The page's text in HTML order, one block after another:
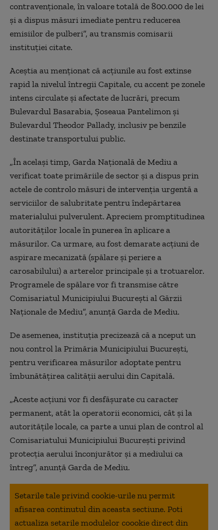
contravenţionale, în valoare totală de 800.000 de lei
şi a dispus măsuri imediate pentru reducerea
emisiilor de pulberi”, au transmis comisarii
instituţiei citate.
Aceştia au menţionat că acţiunile au fost extinse
rapid la nivelul întregii Capitale, cu accent pe zonele
intens circulate şi afectate de lucrări, precum
Bulevardul Basarabia, Şoseaua Pantelimon şi
Bulevardul Theodor Pallady, inclusiv pe benzile
destinate transportului public.
„În acelaşi timp, Garda Naţională de Mediu a
verificat toate primăriile de sector şi a dispus prin
actele de controlo măsuri de intervenţia urgentă a
serviciilor de salubritate pentru îndepărtarea
materialului pulverulent. Apreciem promptitudinea
autorităţilor locale în punerea în aplicare a
măsurilor. Ca urmare, au fost demarate acţiuni de
aspirare mecanizată (spălare şi periere a
carosabilului) a arterelor principale şi a trotuarelor.
Programele de spălare vor fi transmise către
Comisariatul Municipiului Bucureşti al Gărzii
Naţionale de Mediu”, anunţă Garda de Mediu.
De asemenea, instituţia precizează că a nceput un
nou control la Primăria Municipiului Bucureşti,
pentru verificarea măsurilor adoptate pentru
îmbunătăţirea calităţii aerului din Capitală.
„Aceste acţiuni vor fi desfăşurate cu caracter
permanent, atât la operatorii economici, cât şi la
autorităţile locale, ca parte a unui plan de control al
Comisariatului Municipiului Bucureşti privind
protecţia aerului înconjurător şi a mediului ca
întreg”, anunţă Garda de Mediu.
Setarile tale privind cookie-urile nu permit
afisarea continutul din aceasta sectiune. Poti
actualiza setarile modulelor coookie direct din